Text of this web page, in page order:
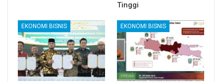
Tinggi
EKONOMI BISNIS EKONOMI BISNIS